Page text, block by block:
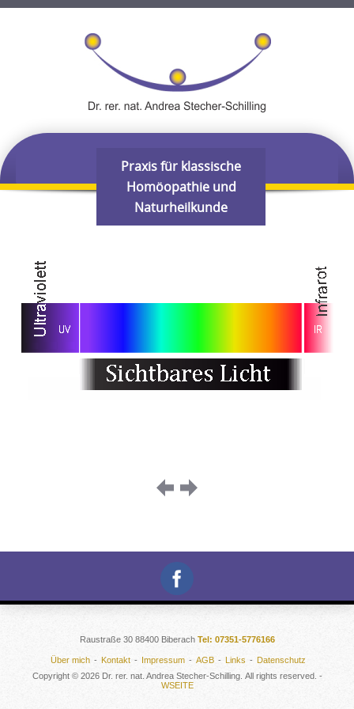
content
MENU
Praxis für klassische
Homöopathie und
Naturheilkunde
Raustraße 30 88400 Biberach Tel: 07351-5776166
Über mich Kontakt Impressum AGB Links
Datenschutz
Copyright © 2026 Dr. rer. nat. Andrea Stecher-Schilling. All rights reserved. -
WSEITE